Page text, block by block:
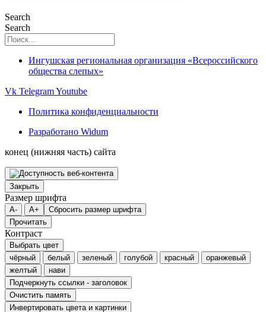
Search
Search
Ингушская региональная организация «Всероссийского
общества слепых»
Vk TelegramYoutube
Политика конфиденциальности
Разработано Widum
конец (нижняя часть) сайта
Закрыть
Размер шрифта
A- A+
Сбросить размер шрифта
Прочитать
Контраст
Выбрать цвет
чёрный
белый зеленый голубой красный
оранжевый
желтый
нави
Подчеркнуть ссылки - заголовок
Очистить память
Инвертировать цвета и картинки